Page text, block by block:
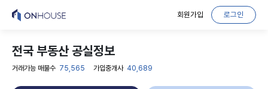
회원가입 로그인
전국 부동산 공실정보
거래가능 매물수 75,565 가입중개사 40,689